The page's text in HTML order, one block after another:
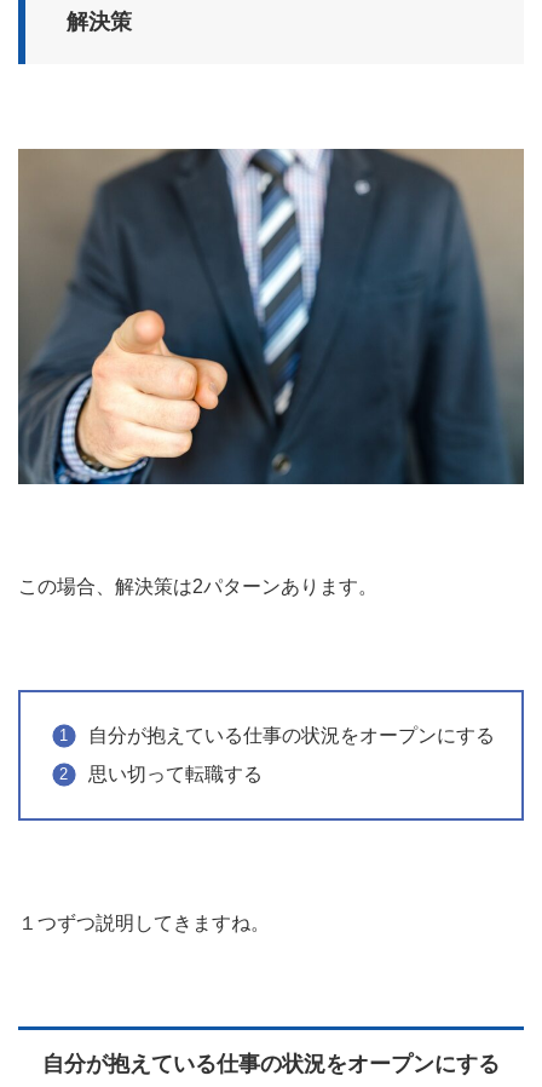
解決策
この場合、解決策は2パターンあります。
自分が抱えている仕事の状況をオープンにする
思い切って転職する
１つずつ説明してきますね。
自分が抱えている仕事の状況をオープンにする